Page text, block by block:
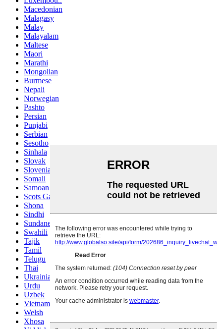
Macedonian
Malagasy
Malay
Malayalam
Maltese
Maori
Marathi
Mongolian
Burmese
Nepali
Norwegian
Pashto
Persian
Punjabi
Serbian
Sesotho
Sinhala
Slovak
Slovenian
Somali
Samoan
Scots Gaelic
Shona
Sindhi
Sundanese
Swahili
Tajik
Tamil
Telugu
Thai
Ukrainian
Urdu
Uzbek
Vietnamese
Welsh
Xhosa